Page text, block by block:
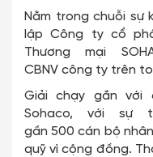
Nằm trong chuỗi sự
lập Công ty cổ
Thương mại
CBNV công ty trên
Giải chạy gắn với
Sohaco, với sự
gần 500 cán bộ
quỹ vì cộng đồng.